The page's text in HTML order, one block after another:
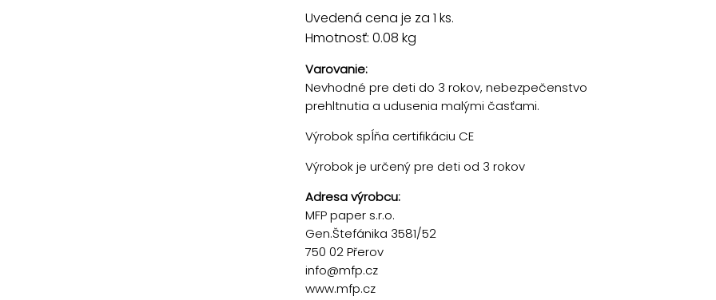
Uvedená cena je za 1 ks.
Hmotnosť: 0.08 kg
Varovanie:
Nevhodné pre deti do 3 rokov, nebezpečenstvo
prehltnutia a udusenia malými časťami.
Výrobok spĺňa certifikáciu CE
Výrobok je určený pre deti od 3 rokov
Adresa výrobcu:
MFP paper s.r.o.
Gen.Štefánika 3581/52
750 02 Přerov
info@mfp.cz
www.mfp.cz